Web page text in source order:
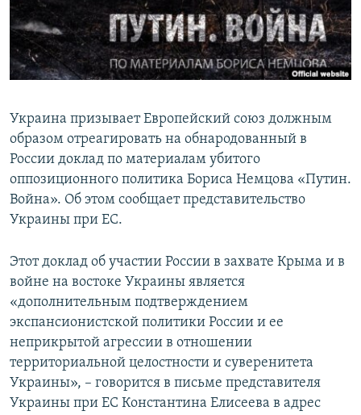
ПОБЕДИТЕЛЕЙ НЕ СУДЯТ?
КРЫМ.НЕПОКОРЕННЫЙ
ELIFBE
ПРИСОЕДИНЯЙТЕСЬ!
Все сайты RFE/RL
Украина призывает Европейский союз должным
образом отреагировать на обнародованный в
России доклад по материалам убитого
оппозиционного политика Бориса Немцова «Путин.
Война». Об этом сообщает представительство
Украины при ЕС.
Этот доклад об участии России в захвате Крыма и в
войне на востоке Украины является
«дополнительным подтверждением
экспансионистской политики России и ее
неприкрытой агрессии в отношении
территориальной целостности и суверенитета
Украины», – говорится в письме представителя
Украины при ЕС Константина Елисеева в адрес